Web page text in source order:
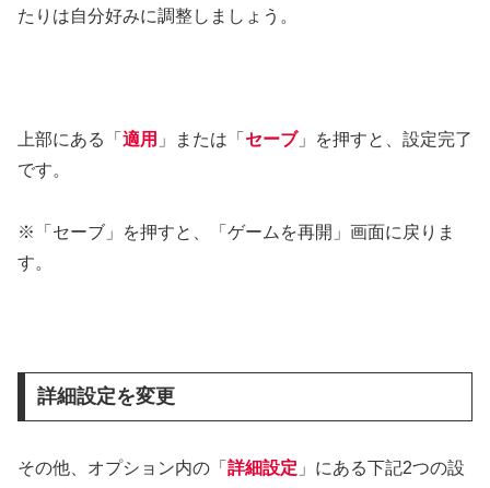
たりは自分好みに調整しましょう。
上部にある「 適用 」または「 セーブ」を押すと、設定完了
です。
※「セーブ」を押すと、「ゲームを再開」画面に戻りま
す。
詳細設定を変更
その他、オプション内の「 詳細設定 」にある下記2つの設